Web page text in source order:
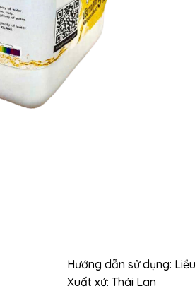
Hướng dẫn sử dụng:
Xuất xứ: Thái Lan